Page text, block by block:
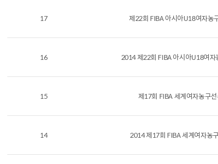
17 제22회 FIBA 아시아U18여자농
16 2014 제22회 FIBA 아시아U18여
15 제17회 FIBA 세계여자농구
14 2014 제17회 FIBA 세계여자농